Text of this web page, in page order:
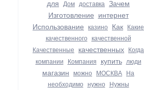
для Дом доставка Зачем
Изготовление интернет
Использование казино Как Какие
качественного качественной
Качественные качественных Когда
компании Компания купить люди
магазин можно МОСКВА На
необходимо нужно Нужны